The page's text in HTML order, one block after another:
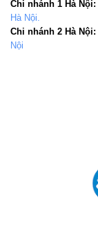
Chi nhánh 1 Hà Nội:
Hà Nội.
Chi nhánh 2 Hà Nội:
Nội